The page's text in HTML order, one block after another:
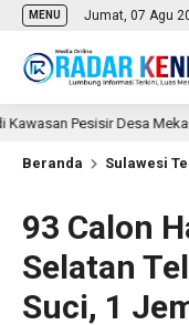
MENU Jumat, 07 Agu
Pesisir Desa Mekar
Beranda Sulawesi
93 Calon
Selatan
Suci, 1